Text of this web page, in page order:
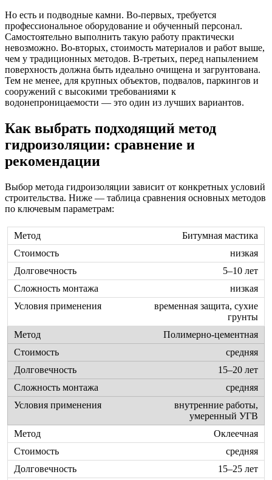
Но есть и подводные камни. Во-первых, требуется
профессиональное оборудование и обученный персонал.
Самостоятельно выполнить такую работу практически
невозможно. Во-вторых, стоимость материалов и работ выше,
чем у традиционных методов. В-третьих, перед напылением
поверхность должна быть идеально очищена и загрунтована.
Тем не менее, для крупных объектов, подвалов, паркингов и
сооружений с высокими требованиями к
водонепроницаемости — это один из лучших вариантов.
Как выбрать подходящий метод
гидроизоляции: сравнение и
рекомендации
Выбор метода гидроизоляции зависит от конкретных условий
строительства. Ниже — таблица сравнения основных методов
по ключевым параметрам:
Битумная мастика
низкая
5–10 лет
низкая
временная защита, сухие
грунты
Полимерно-цементная
средняя
15–20 лет
средняя
внутренние работы,
умеренный УГВ
Оклеечная
средняя
15–25 лет